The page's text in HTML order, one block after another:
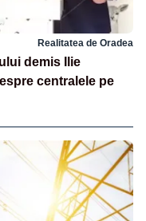
Realitatea de Oradea
demis Ilie
centralele pe